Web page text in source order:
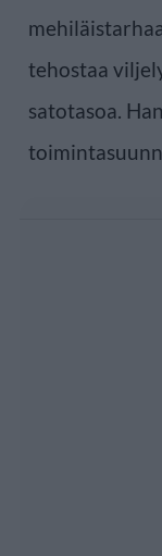
tehostaa
satotasoa.